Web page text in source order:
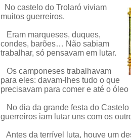
No castelo do Trolaró viviam
muitos guerreiros.
Eram marqueses, duques,
condes, barões… Não sabiam
trabalhar, só pensavam em lutar.
Os camponeses trabalhavam
para eles: davam-lhes tudo o que
precisavam para comer e até o
No dia da grande festa do
guerreiros iam lutar uns com os
Antes da terrível luta, houve um